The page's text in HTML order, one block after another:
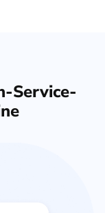
Service-